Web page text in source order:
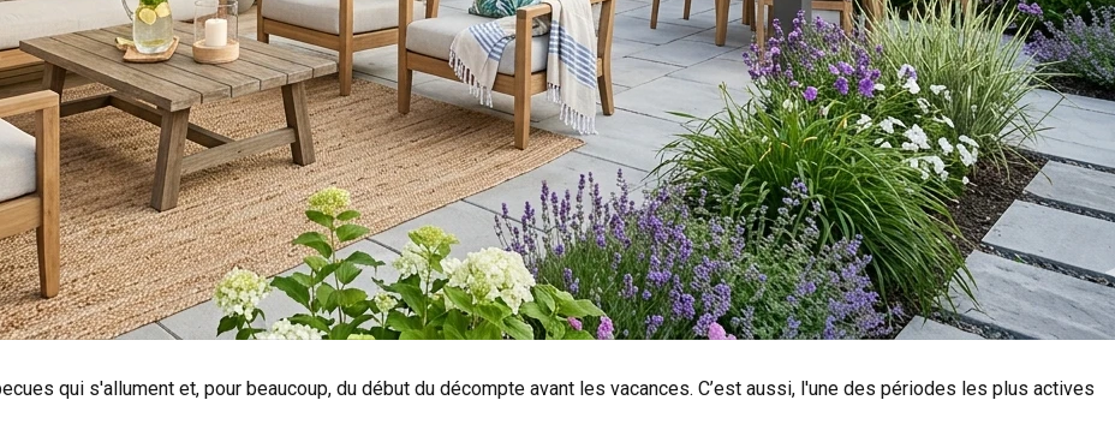
qui s'allument et, pour beaucoup, du début du décompte avant les vacances. C’est aussi, l'une des périodes les plus actives